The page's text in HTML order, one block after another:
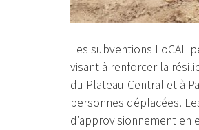
Les subventions LoCAL
visant à renforcer la
du Plateau-Central et à
personnes déplacées.
d’approvisionnement en